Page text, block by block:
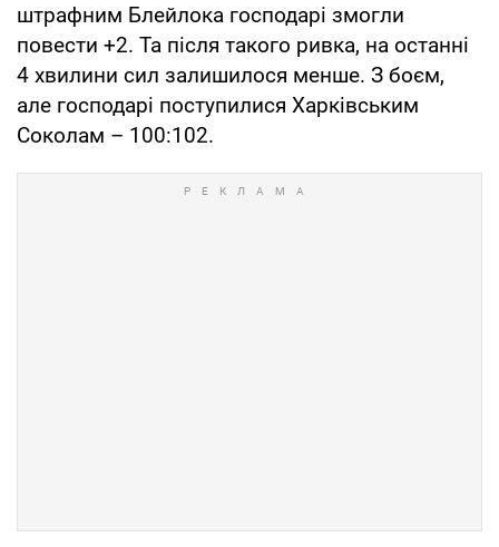
штрафним Блейлока господарі змогли
повести +2. Та після такого ривка, на останні
4 хвилини сил залишилося менше. З боєм,
але господарі поступилися Харківським
Соколам – 100:102.